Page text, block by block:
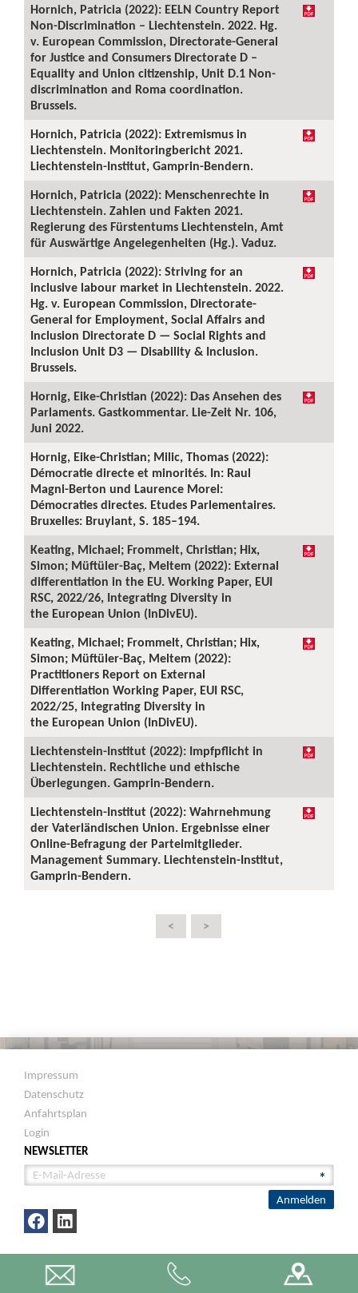
Hornich, Patricia (2022): EELN Country Report
Non-Discrimination – Liechtenstein. 2022. Hg.
v. European Commission, Directorate-General
for Justice and Consumers Directorate D –
Equality and Union citizenship, Unit D.1 Non-
discrimination and Roma coordination.
Brussels.
Hornich, Patricia (2022): Extremismus in
Liechtenstein. Monitoringbericht 2021.
Liechtenstein-Institut, Gamprin-Bendern.
Hornich, Patricia (2022): Menschenrechte in
Liechtenstein. Zahlen und Fakten 2021.
Regierung des Fürstentums Liechtenstein, Amt
für Auswärtige Angelegenheiten (Hg.). Vaduz.
Hornich, Patricia (2022): Striving for an
inclusive labour market in Liechtenstein. 2022.
Hg. v. European Commission, Directorate-
General for Employment, Social Affairs and
Inclusion Directorate D — Social Rights and
Inclusion Unit D3 — Disability & Inclusion.
Brussels.
Hornig, Eike-Christian (2022): Das Ansehen des
Parlaments. Gastkommentar. Lie-Zeit Nr. 106,
Juni 2022.
Hornig, Eike-Christian; Milic, Thomas (2022):
Démocratie directe et minorités. In: Raul
Magni-Berton und Laurence Morel:
Démocraties directes. Etudes Parlementaires.
Bruxelles: Bruylant, S. 185–194.
Keating, Michael; Frommelt, Christian; Hix,
Simon; Müftüler-Baç, Meltem (2022): External
differentiation in the EU. Working Paper, EUI
RSC, 2022/26, Integrating Diversity in
the European Union (InDivEU).
Keating, Michael; Frommelt, Christian; Hix,
Simon; Müftüler-Baç, Meltem (2022):
Practitioners Report on External
Differentiation Working Paper, EUI RSC,
2022/25, Integrating Diversity in
the European Union (InDivEU).
Liechtenstein-Institut (2022): Impfpflicht in
Liechtenstein. Rechtliche und ethische
Überlegungen. Gamprin-Bendern.
Liechtenstein-Institut (2022): Wahrnehmung
der Vaterländischen Union. Ergebnisse einer
Online-Befragung der Parteimitglieder.
Management Summary. Liechtenstein-Institut,
Gamprin-Bendern.
< >
Impressum
Datenschutz
Anfahrtsplan
Login
NEWSLETTER